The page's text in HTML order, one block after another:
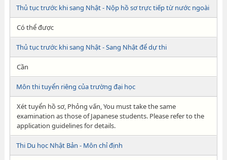
Thủ tục trước khi sang Nhật - Nộp hồ sơ trực tiếp từ nước ngoài
Có thể được
Thủ tục trước khi sang Nhật - Sang Nhật để dự thi
Cần
Môn thi tuyển riêng của trường đại học
Xét tuyển hồ sơ, Phỏng vấn, You must take the same
examination as those of Japanese students. Please refer to the
application guidelines for details.
Thi Du học Nhật Bản - Môn chỉ định